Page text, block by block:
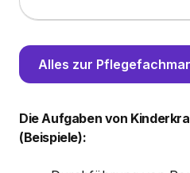
Alles zur
Die Aufgaben von
(Beispiele):